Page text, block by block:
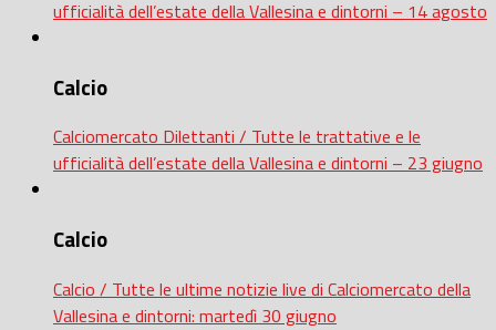
ufficialità dell’estate della Vallesina e dintorni – 14 agosto
Calcio
Calciomercato Dilettanti / Tutte le trattative e le
ufficialità dell’estate della Vallesina e dintorni – 23 giugno
Calcio
Calcio / Tutte le ultime notizie live di Calciomercato della
Vallesina e dintorni: martedì 30 giugno